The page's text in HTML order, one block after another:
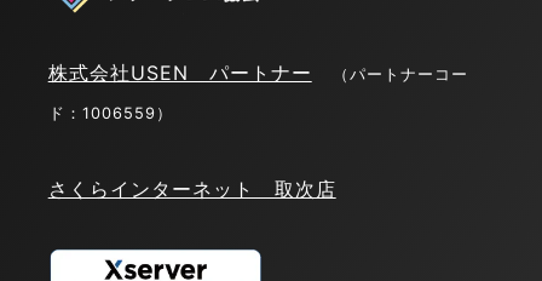
株式会社USEN パートナー （パートナーコー
ド：1006559）
さくらインターネット 取次店